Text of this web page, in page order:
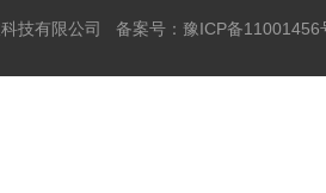
技有限公司 备案号： 豫ICP备11001456